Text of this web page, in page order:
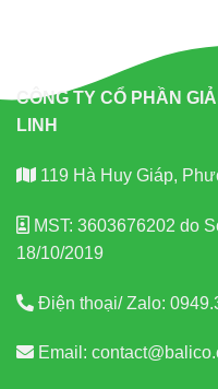
CÔNG TY CỔ PHẦN
LINH
119 Hà Huy Giáp,
MST: 3603676202 do
18/10/2019
Điện thoại/ Zalo:
Email: